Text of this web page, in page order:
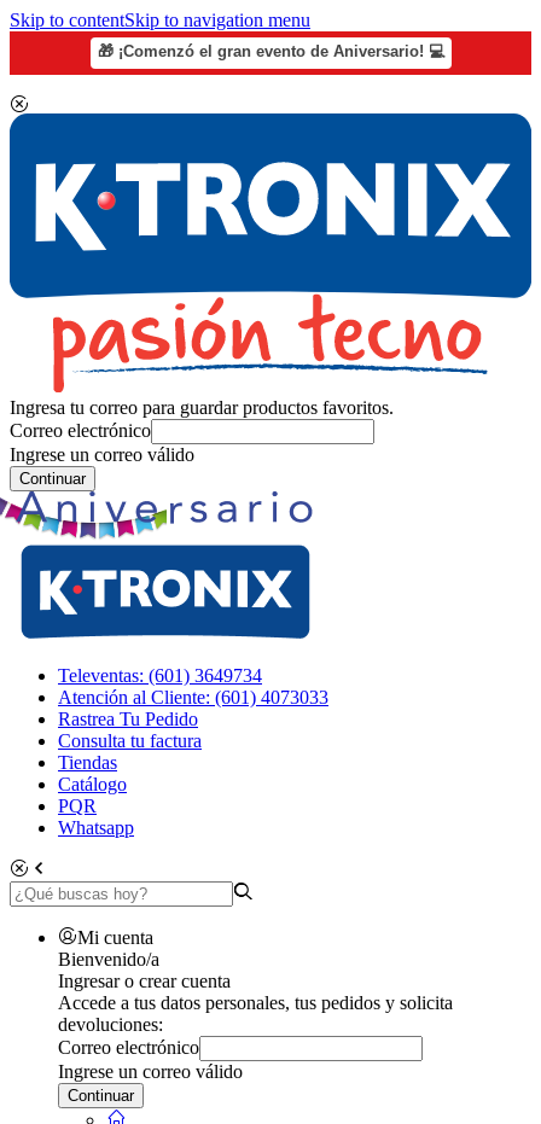
Skip to contentSkip to navigation menu
🎁 ¡Comenzó el gran evento de Aniversario! 💻
Ingresa tu correo para guardar productos favoritos.
Correo electrónico
Ingrese un correo válido
Continuar
Televentas: (601) 3649734
Atención al Cliente: (601) 4073033
Rastrea Tu Pedido
Consulta tu factura
Tiendas
Catálogo
PQR
Whatsapp
Mi cuenta
Bienvenido/a
Ingresar o crear cuenta
Accede a tus datos personales, tus pedidos y solicita
devoluciones:
Correo electrónico
Ingrese un correo válido
Continuar